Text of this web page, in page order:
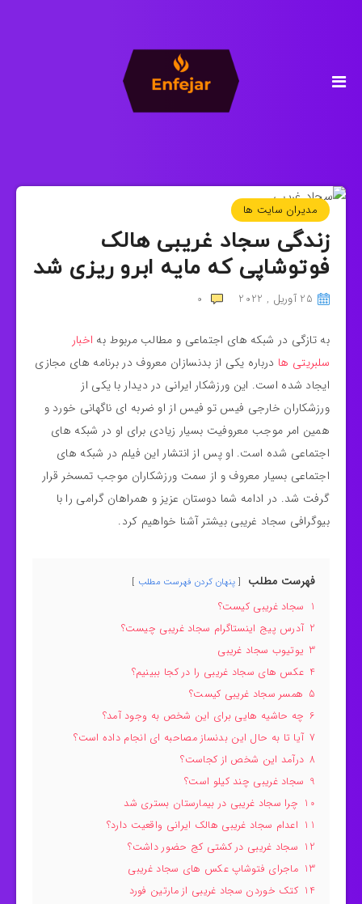
مدیران سایت ها
زندگی سجاد غریبی هالک
فوتوشاپی که مایه ابرو ریزی شد
25 آوریل , 2022 0
به تازگی در شبکه های اجتماعی و مطالب مربوط به اخبار
سلبریتی ها درباره یکی از بدنسازان معروف در برنامه های مجازی
ایجاد شده است. این ورزشکار ایرانی در دیدار با یکی از
ورزشکاران خارجی فیس تو فیس از او ضربه ای ناگهانی خورد و
همین امر موجب معروفیت بسیار زیادی برای او در شبکه های
اجتماعی شده است. او پس از انتشار این فیلم در شبکه های
اجتماعی بسیار معروف و از سمت ورزشکاران موجب تمسخر قرار
گرفت شد. در ادامه شما دوستان عزیز و همراهان گرامی را با
بیوگرافی سجاد غریبی بیشتر آشنا خواهیم کرد.
فهرست مطلب پنهان کردن فهرست مطلب
1 سجاد غریبی کیست؟
2 آدرس پیج اینستاگرام سجاد غریبی چیست؟
3 یوتیوب سجاد غریبی
4 عکس های سجاد غریبی را در کجا ببینیم؟
5 همسر سجاد غریبی کیست؟
6 چه حاشیه هایی برای این شخص به وجود آمد؟
7 آیا تا به حال این بدنساز مصاحبه ای انجام داده است؟
8 درآمد این شخص از کجاست؟
9 سجاد غریبی چند کیلو است؟
10 چرا سجاد غریبی در بیمارستان بستری شد
11 اعدام سجاد غریبی هالک ایرانی واقعیت دارد؟
12 سجاد غریبی در کشتی کج حضور داشت؟
13 ماجرای فتوشاپ عکس های سجاد غریبی
14 کتک خوردن سجاد غریبی از مارتین فورد